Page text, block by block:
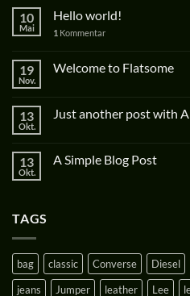
10
Mai
Hello world!
1 Kommentar
19
Nov.
Welcome to Flatsome
13
Okt.
Just another post with
13
Okt.
A Simple Blog Post
TAGS
bag classic Converse Diesel
jeans
Jumper leather Lee